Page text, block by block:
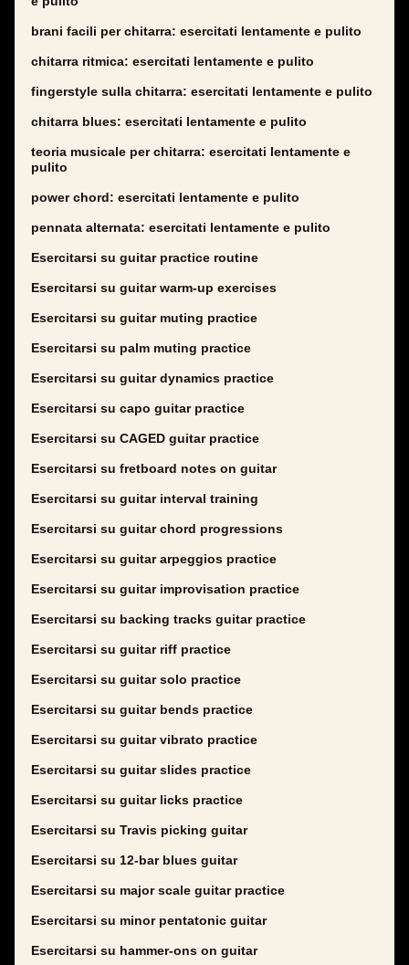
brani facili per chitarra: esercitati lentamente e pulito
chitarra ritmica: esercitati lentamente e pulito
fingerstyle sulla chitarra: esercitati lentamente e pulito
chitarra blues: esercitati lentamente e pulito
teoria musicale per chitarra: esercitati lentamente e
pulito
power chord: esercitati lentamente e pulito
pennata alternata: esercitati lentamente e pulito
Esercitarsi su guitar practice routine
Esercitarsi su guitar warm-up exercises
Esercitarsi su guitar muting practice
Esercitarsi su palm muting practice
Esercitarsi su guitar dynamics practice
Esercitarsi su capo guitar practice
Esercitarsi su CAGED guitar practice
Esercitarsi su fretboard notes on guitar
Esercitarsi su guitar interval training
Esercitarsi su guitar chord progressions
Esercitarsi su guitar arpeggios practice
Esercitarsi su guitar improvisation practice
Esercitarsi su backing tracks guitar practice
Esercitarsi su guitar riff practice
Esercitarsi su guitar solo practice
Esercitarsi su guitar bends practice
Esercitarsi su guitar vibrato practice
Esercitarsi su guitar slides practice
Esercitarsi su guitar licks practice
Esercitarsi su Travis picking guitar
Esercitarsi su 12-bar blues guitar
Esercitarsi su major scale guitar practice
Esercitarsi su minor pentatonic guitar
Esercitarsi su hammer-ons on guitar